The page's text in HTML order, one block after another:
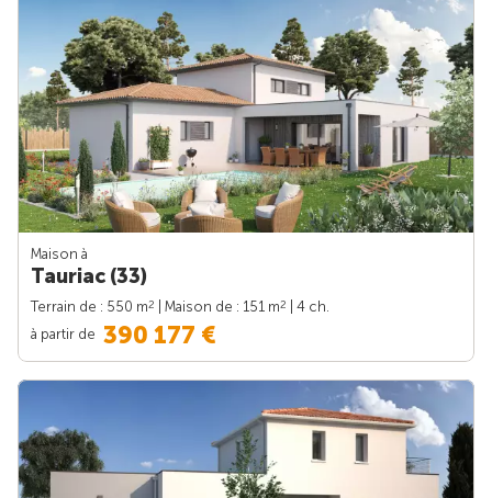
Maison à
Tauriac (33)
Terrain de : 550 m2 | Maison de : 151 m2
| 4 ch.
à partir de 390 177 €